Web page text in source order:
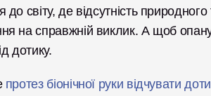
світу, де відсутність
на справжній виклик. А щоб
дотику.
протез біонічної руки відчувати